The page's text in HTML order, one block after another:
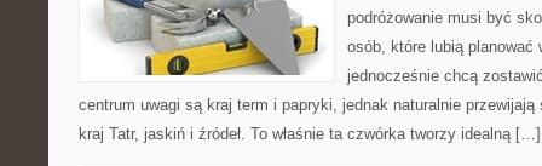
podróżowanie musi być
osób, które lubią
jednocześnie chcą
centrum uwagi są kraj term i papryki, jednak naturalnie
kraj Tatr, jaskiń i źródeł. To właśnie ta czwórka tworzy idealną […]